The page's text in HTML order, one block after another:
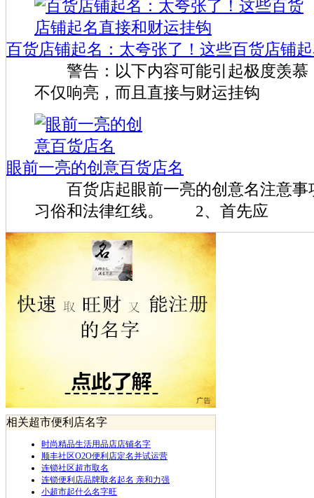
百货店铺起名：太夸张了！这些百货店铺
警告：以下内容可能引起极度羡慕
不仅响亮，而且直接与财运挂钩
眼前一亮的创意百货店名
百货店起眼前一亮的创意名注意
习俗和法律红线。 2、首先应
相关超市便利店名字
时尚精品生活用品店店铺名字
顺丰社区O2O便利店定名并试运营
连锁社区超市取名
连锁便利店品牌取名起名 亲和力强
小超市起什么名字旺